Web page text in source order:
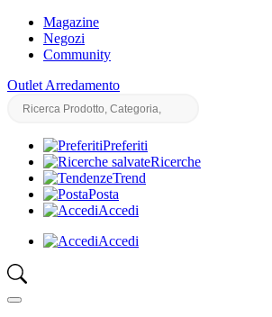
Magazine
Negozi
Community
Outlet Arredamento
Preferiti
Ricerche
Trend
Posta
Accedi
Accedi